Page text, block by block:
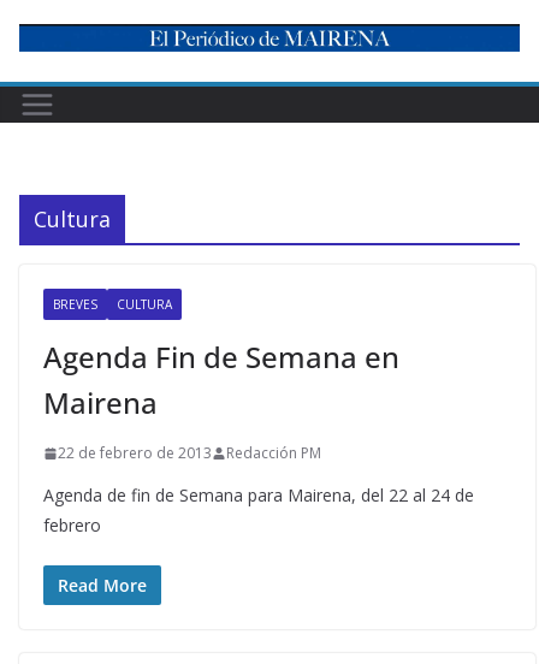
content
Cultura
BREVES CULTURA
Agenda Fin de Semana en
Mairena
22 de febrero de 2013 Redacción PM
Agenda de fin de Semana para Mairena, del 22 al 24 de
febrero
Read More